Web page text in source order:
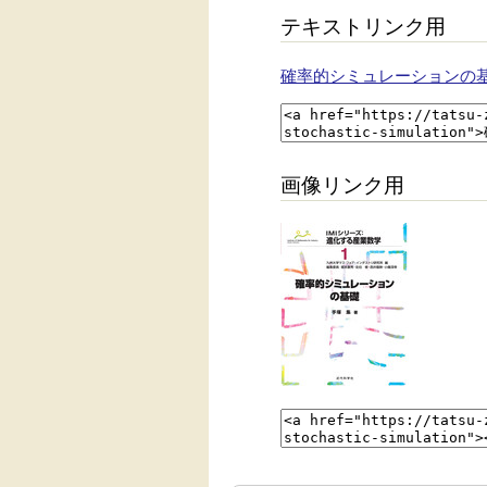
テキストリンク用
確率的シミュレーションの
画像リンク用